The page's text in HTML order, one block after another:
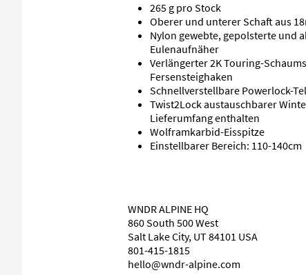
265 g pro Stock
Oberer und unterer Schaft aus
Nylon gewebte, gepolsterte und
Eulenaufnäher
Verlängerter 2K Touring-
Fersensteighaken
Schnellverstellbare Powerlock-
Twist2Lock austauschbarer
Lieferumfang enthalten
Wolframkarbid-Eisspitze
Einstellbarer Bereich: 110-140cm
WNDR ALPINE HQ
860 South 500 West
Salt Lake City, UT 84101 USA
801-415-1815
hello@wndr-alpine.com